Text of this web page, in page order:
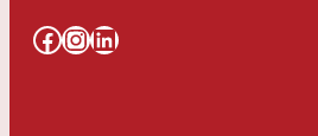
Facebook InstagramLinkedIn